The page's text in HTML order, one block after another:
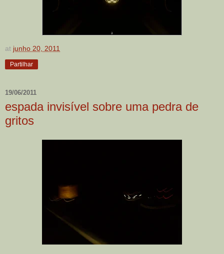
at junho 20, 2011
Partilhar
19/06/2011
espada invisível sobre uma pedra de
gritos